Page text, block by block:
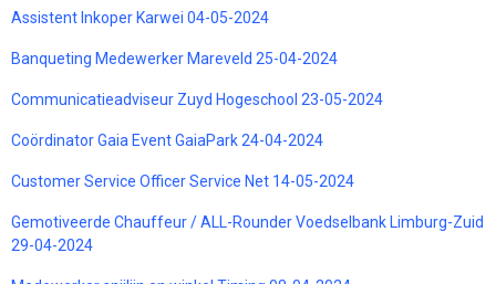
Assistent Inkoper Karwei 04-05-2024
Banqueting Medewerker Mareveld 25-04-2024
Communicatieadviseur Zuyd Hogeschool 23-05-2024
Coördinator Gaia Event GaiaPark 24-04-2024
Customer Service Officer Service Net 14-05-2024
Gemotiveerde Chauffeur / ALL-Rounder Voedselbank Limburg-Zuid
29-04-2024